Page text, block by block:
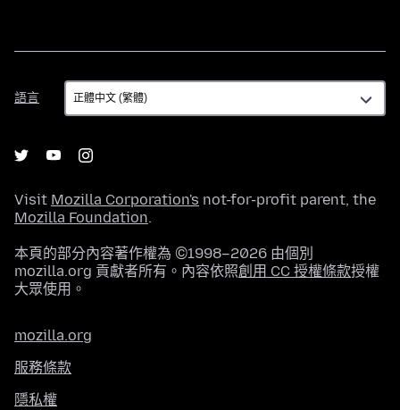
語言
語
言
Visit Mozilla Corporation's not-for-profit parent, the
Mozilla Foundation.
本頁的部分內容著作權為 ©1998–2026 由個別
mozilla.org 貢獻者所有。內容依照創用 CC 授權條款授權
大眾使用。
mozilla.org
服務條款
隱私權